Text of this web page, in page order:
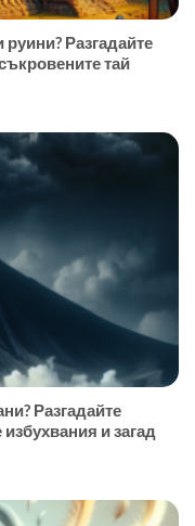
Разгадайте
тай
Разгадайте
и загад